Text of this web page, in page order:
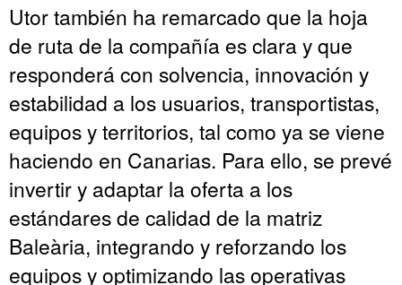
Utor también ha remarcado que la hoja
de ruta de la compañía es clara y que
responderá con solvencia, innovación y
estabilidad a los usuarios, transportistas,
equipos y territorios, tal como ya se viene
haciendo en Canarias. Para ello, se prevé
invertir y adaptar la oferta a los
estándares de calidad de la matriz
Baleària, integrando y reforzando los
equipos y optimizando las operativas